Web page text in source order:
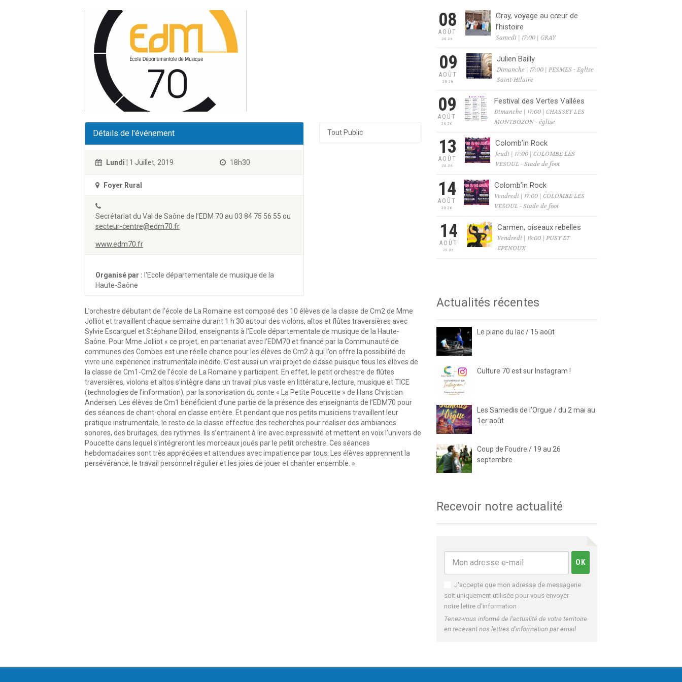
Détails de l'événement
Lundi | 1 Juillet, 2019 18h30
Foyer Rural
Secrétariat du Val de Saône de l’EDM 70 au 03 84 75 56 55 ou
secteur-centre@edm70.fr
www.edm70.fr
Organisé par : l'Ecole départementale de musique de la
Haute-Saône
Tout Public
L’orchestre débutant de l’école de La Romaine est composé des 10 élèves de la classe de Cm2 de Mme
Jolliot et travaillent chaque semaine durant 1 h 30 autour des violons, altos et flûtes traversières avec
Sylvie Escarguel et Stéphane Billod, enseignants à l’Ecole départementale de musique de la Haute-
Saône. Pour Mme Jolliot « ce projet, en partenariat avec l’EDM70 et financé par la Communauté de
communes des Combes est une réelle chance pour les élèves de Cm2 à qui l’on offre la possibilité de
vivre une expérience instrumentale inédite. C’est aussi un vrai projet de classe puisque tous les élèves de
la classe de Cm1-Cm2 de l’école de La Romaine y participent. En effet, le petit orchestre de flûtes
traversières, violons et altos s’intègre dans un travail plus vaste en littérature, lecture, musique et TICE
(technologies de l’information), par la sonorisation du conte « La Petite Poucette » de Hans Christian
Andersen. Les élèves de Cm1 bénéficient d’une partie de la présence des enseignants de l’EDM70 pour
des séances de chant-choral en classe entière. Et pendant que nos petits musiciens travaillent leur
pratique instrumentale, le reste de la classe effectue des recherches pour réaliser des ambiances
sonores, des bruitages, des rythmes. Ils s’entrainent à lire avec expressivité et mettent en voix l’univers de
Poucette dans lequel s’intégreront les morceaux joués par le petit orchestre. Ces séances
hebdomadaires sont très appréciées et attendues avec impatience par tous. Les élèves apprennent la
persévérance, le travail personnel régulier et les joies de jouer et chanter ensemble. »
08
AOÛT
2026
Gray, voyage au cœur de
l’histoire
Samedi | 17:00 | GRAY
09
AOÛT
2026
Julien Bailly
Dimanche | 17:00 | PESMES - Eglise
Saint-Hilaire
09
AOÛT
2026
Festival des Vertes Vallées
Dimanche | 17:00 | CHASSEY LES
MONTBOZON - église
13
AOÛT
2026
Colomb’in Rock
Jeudi | 17:00 | COLOMBE LES
VESOUL - Stade de foot
14
AOÛT
2026
Colomb’in Rock
Vendredi | 17:00 | COLOMBE LES
VESOUL - Stade de foot
14
AOÛT
2026
Carmen, oiseaux rebelles
Vendredi | 19:00 | PUSY ET
EPENOUX
Actualités récentes
Le piano du lac / 15 août
Culture 70 est sur Instagram !
Les Samedis de l’Orgue / du 2 mai au
1er août
Coup de Foudre / 19 au 26
septembre
Recevoir notre actualité
J'accepte que mon adresse de messagerie
soit uniquement utilisée pour vous envoyer
notre lettre d'information
Tenez-vous informé de l'actualité de votre territoire
en recevant nos lettres d'information par email